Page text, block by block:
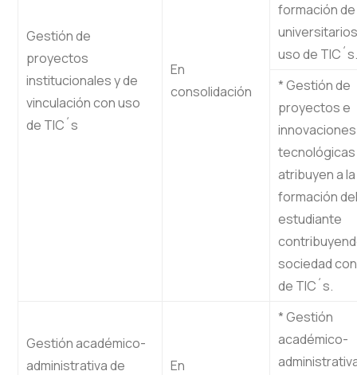
Gestión de
proyectos
institucionales y de
vinculación con uso
de TIC´s
En
consolidación
formación de
uso de TIC´s.
* Gestión de
proyectos e
innovaciones
atribuyen a la
formación del
estudiante
sociedad
de TIC´s.
Gestión académico-
administrativa de
En
* Gestión
académico-